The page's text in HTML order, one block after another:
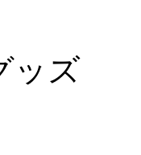
ッズ